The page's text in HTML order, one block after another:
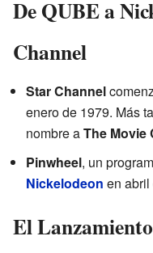
De QUBE a
Channel
Star Channel
enero de 1979. Más
nombre aThe Movie
Pinwheel, un
Nickelodeon en abril
El